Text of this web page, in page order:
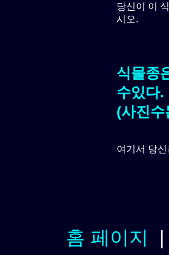
당신이 이
시오.
식물종
수있다.
(사진수
여기서 당
홈 페이지 |